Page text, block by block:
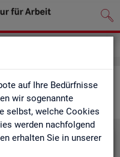
auf Ihre Bedürfnisse
wir sogenannte
selbst, welche Cookies
werden nachfolgend
erhalten Sie in unserer
Über­blick